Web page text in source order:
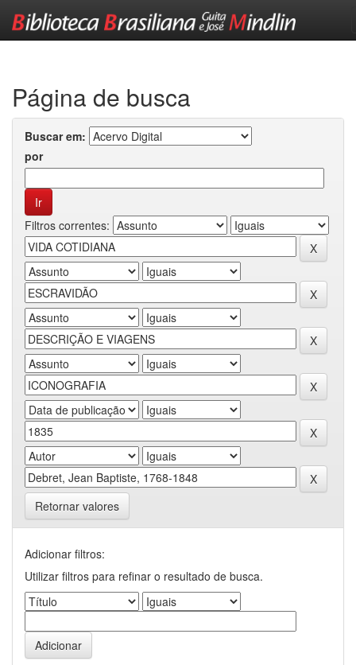
Página de busca
Buscar em:
por
Filtros correntes:
Retornar valores
Adicionar filtros:
Utilizar filtros para refinar o resultado de busca.